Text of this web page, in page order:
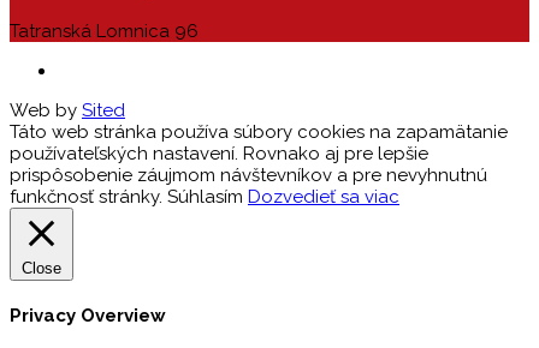
Tatranská Lomnica 96
Web by Sited
Táto web stránka používa súbory cookies na zapamätanie
používateľských nastavení. Rovnako aj pre lepšie
prispôsobenie záujmom návštevníkov a pre nevyhnutnú
funkčnosť stránky. Súhlasím Dozvedieť sa viac
Close
Privacy Overview